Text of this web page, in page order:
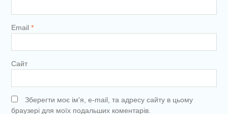
Email *
Сайт
Зберегти моє ім'я, e-mail, та адресу сайту в цьому
браузері для моїх подальших коментарів.